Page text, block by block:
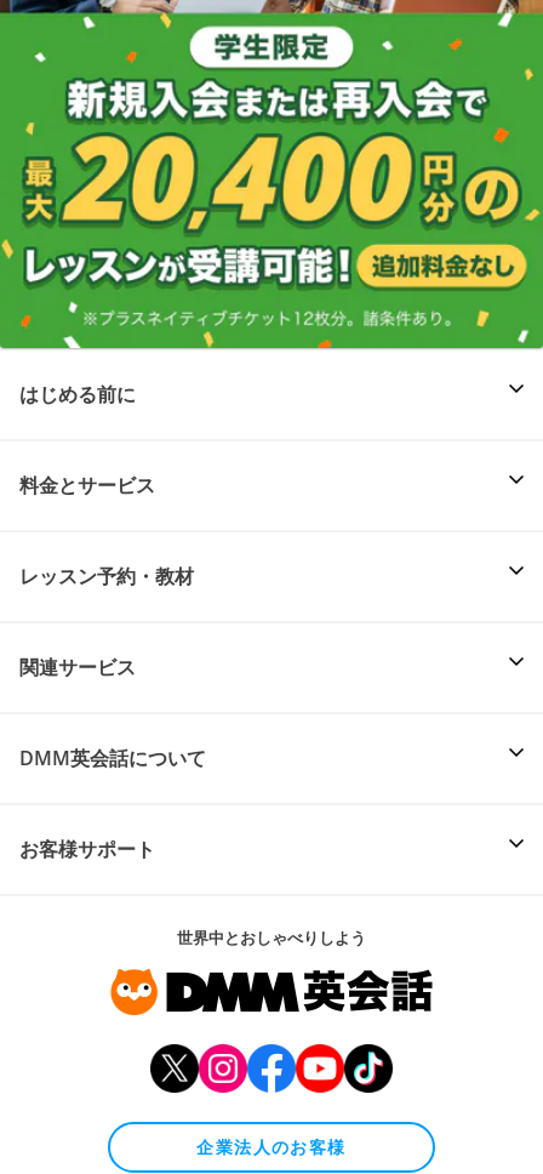
はじめる前に
料金とサービス
レッスン予約・教材
関連サービス
DMM英会話について
お客様サポート
世界中とおしゃべりしよう
企業法人のお客様